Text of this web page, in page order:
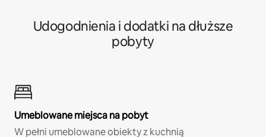
Udogodnienia i dodatki na dłuższe
pobyty
Umeblowane miejsca na pobyt
W pełni umeblowane obiekty z kuchnią